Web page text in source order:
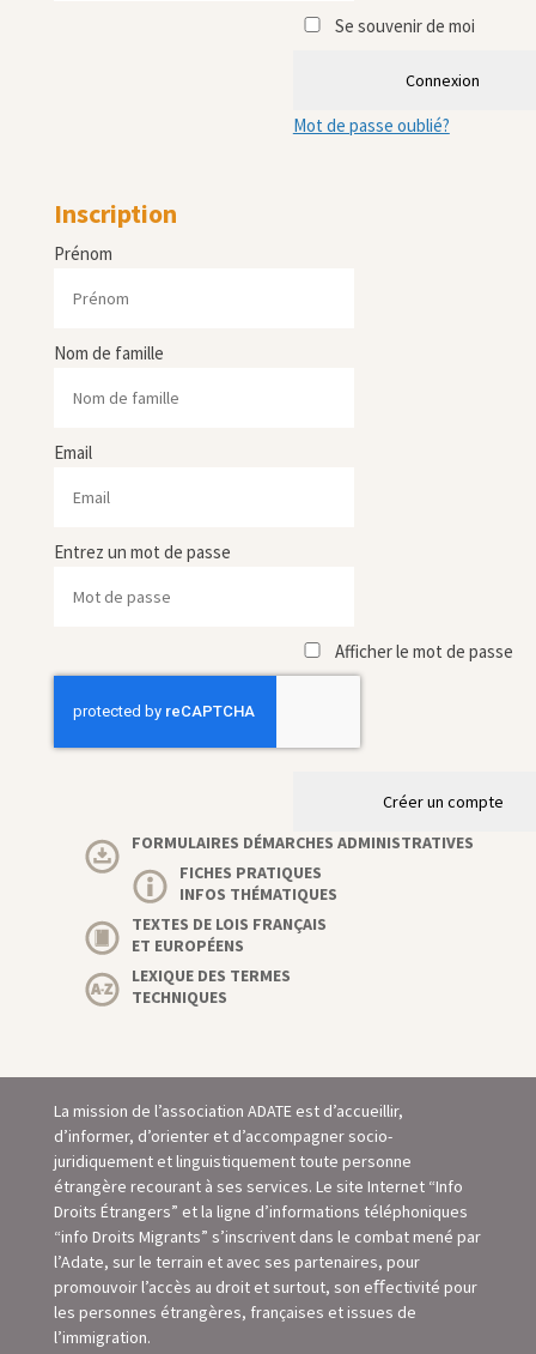
Se souvenir de moi
Connexion
Mot de passe oublié?
Inscription
Prénom
Nom de famille
Email
Entrez un mot de passe
Afficher le mot de passe
Créer un compte
FORMULAIRES DÉMARCHES ADMINISTRATIVES
FICHES PRATIQUES
INFOS THÉMATIQUES
TEXTES DE LOIS FRANÇAIS
ET EUROPÉENS
LEXIQUE DES TERMES
TECHNIQUES
La mission de l’association ADATE est d’accueillir,
d’informer, d’orienter et d’accompagner socio-
juridiquement et linguistiquement toute personne
étrangère recourant à ses services. Le site Internet “Info
Droits Étrangers” et la ligne d’informations téléphoniques
“info Droits Migrants” s’inscrivent dans le combat mené par
l’Adate, sur le terrain et avec ses partenaires, pour
promouvoir l’accès au droit et surtout, son eﬀectivité pour
les personnes étrangères, françaises et issues de
l’immigration.